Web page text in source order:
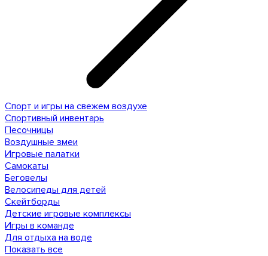
Спорт и игры на свежем воздухе
Спортивный инвентарь
Песочницы
Воздушные змеи
Игровые палатки
Самокаты
Беговелы
Велосипеды для детей
Скейтборды
Детские игровые комплексы
Игры в команде
Для отдыха на воде
Показать все